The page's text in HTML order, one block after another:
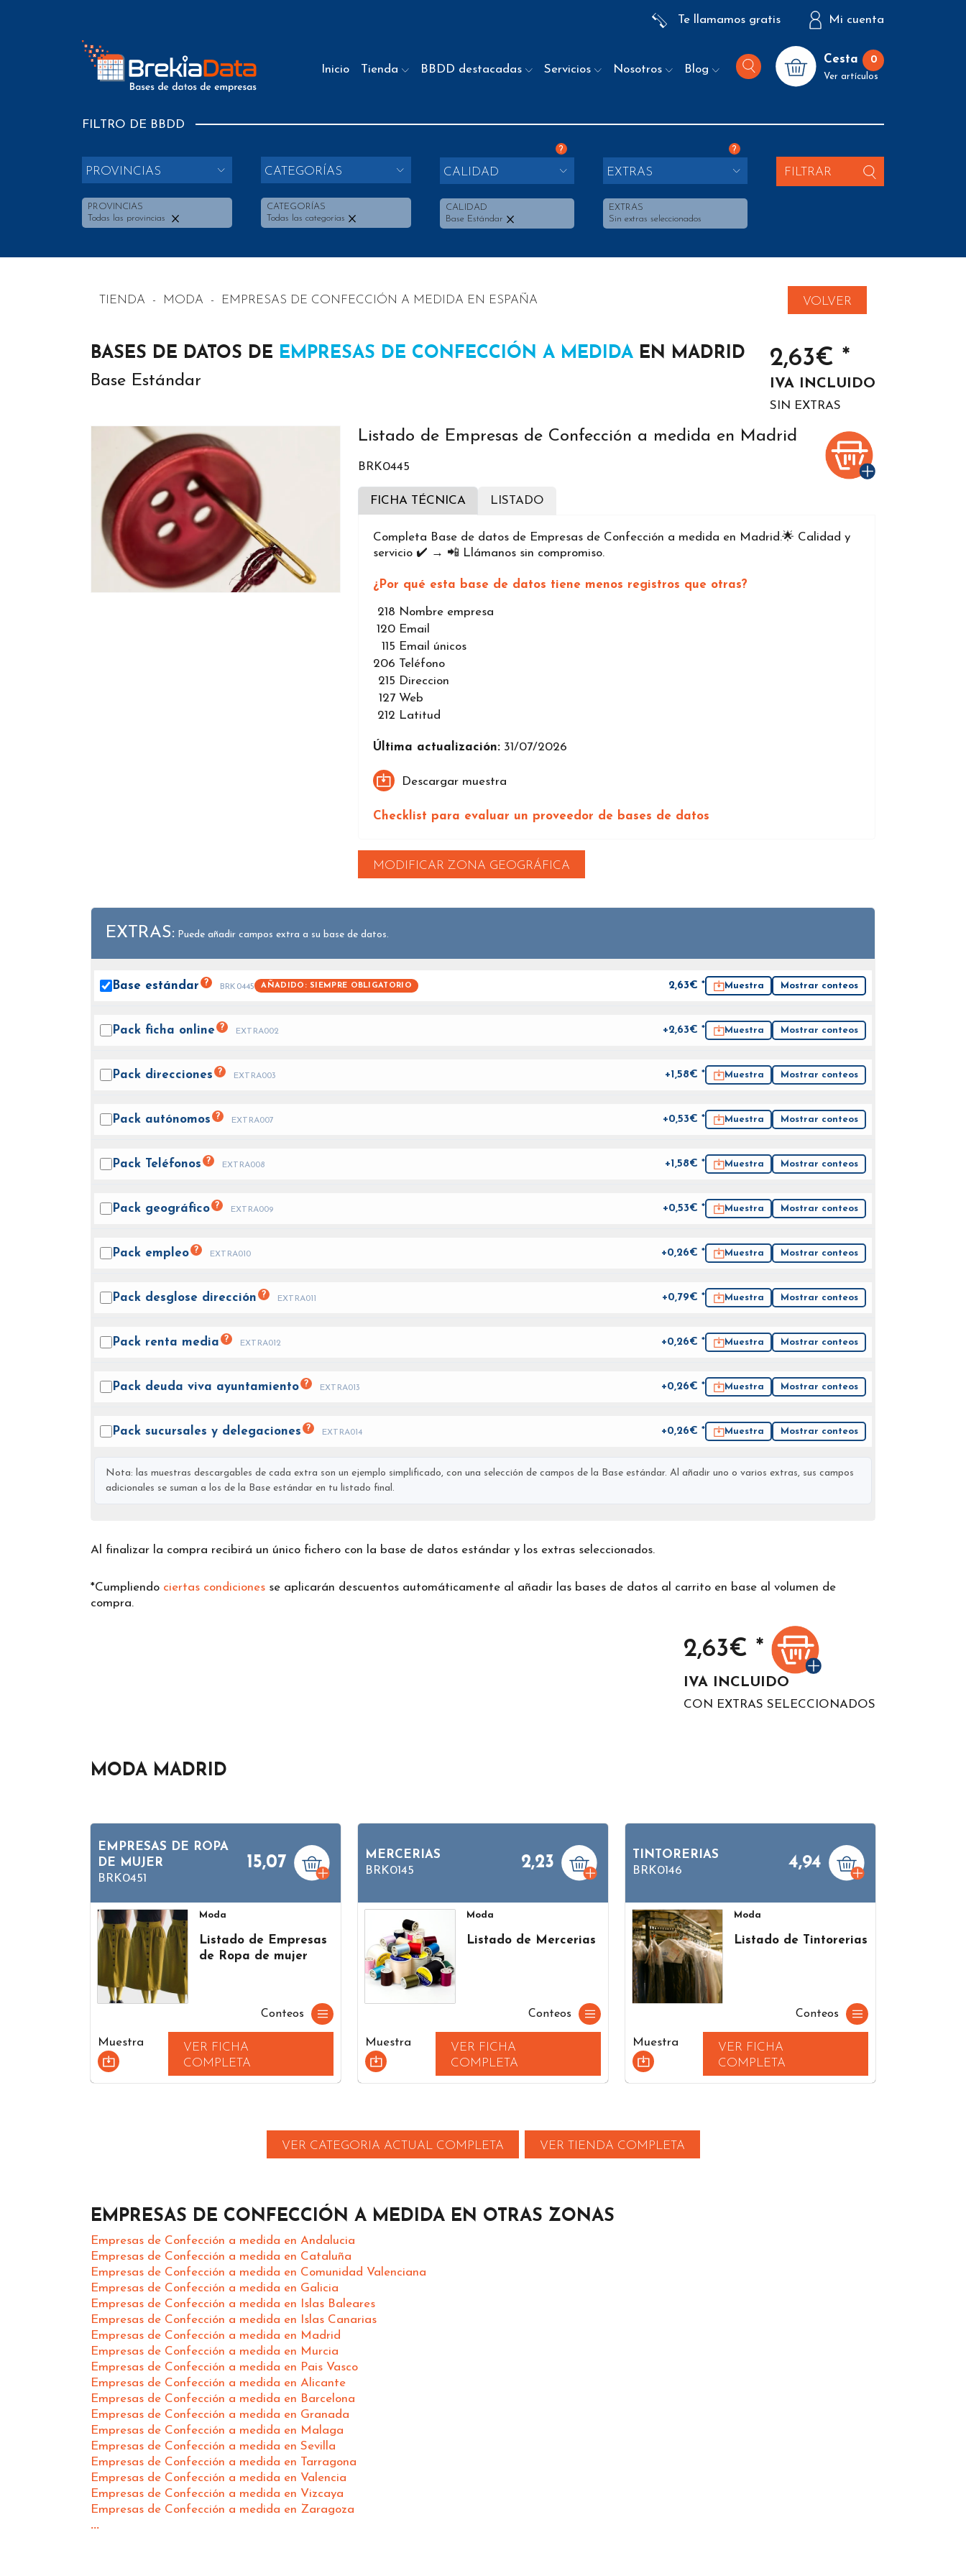
Te llamamos gratis Mi cuenta
Inicio Tienda BBDD destacadas Servicios Nosotros Blog
Cesta 0
Ver artículos
FILTRO DE BBDD
PROVINCIAS
PROVINCIAS
Todas las provincias
CATEGORÍAS
CATEGORÍAS
Todas las categorías
?
CALIDAD
CALIDAD
Base Estándar
?
EXTRAS
EXTRAS
Sin extras seleccionados
FILTRAR
TIENDA - MODA - EMPRESAS DE CONFECCIÓN A MEDIDA EN ESPAÑA VOLVER
BASES DE DATOS DE EMPRESAS DE CONFECCIÓN A MEDIDA EN MADRID
Base Estándar
2,63€ *
IVA INCLUIDO
SIN EXTRAS
Listado de Empresas de Confección a medida en Madrid
BRK0445
FICHA TÉCNICA LISTADO
Completa Base de datos de Empresas de Confección a medida en Madrid.🌟 Calidad y
servicio ✔️ → 📲 Llámanos sin compromiso.
¿Por qué esta base de datos tiene menos registros que otras?
218 Nombre empresa
120 Email
115 Email únicos
206 Teléfono
215 Direccion
127 Web
212 Latitud
Última actualización: 31/07/2026
Descargar muestra
Checklist para evaluar un proveedor de bases de datos
MODIFICAR ZONA GEOGRÁFICA
EXTRAS: Puede añadir campos extra a su base de datos.
Base estándar ? BRK0445 AÑADIDO: SIEMPRE OBLIGATORIO 2,63€ * Muestra Mostrar conteos
Pack ficha online ? EXTRA002 +2,63€ * Muestra Mostrar conteos
Pack direcciones ? EXTRA003 +1,58€ * Muestra Mostrar conteos
Pack autónomos ? EXTRA007 +0,53€ * Muestra Mostrar conteos
Pack Teléfonos ? EXTRA008 +1,58€ * Muestra Mostrar conteos
Pack geográfico ? EXTRA009 +0,53€ * Muestra Mostrar conteos
Pack empleo ? EXTRA010 +0,26€ * Muestra Mostrar conteos
Pack desglose dirección ? EXTRA011 +0,79€ * Muestra Mostrar conteos
Pack renta media ? EXTRA012 +0,26€ * Muestra Mostrar conteos
Pack deuda viva ayuntamiento ? EXTRA013 +0,26€ * Muestra Mostrar conteos
Pack sucursales y delegaciones ? EXTRA014 +0,26€ * Muestra Mostrar conteos
Nota: las muestras descargables de cada extra son un ejemplo simplificado, con una selección de campos de la Base estándar. Al añadir uno o varios extras, sus campos
adicionales se suman a los de la Base estándar en tu listado final.
Al finalizar la compra recibirá un único fichero con la base de datos estándar y los extras seleccionados.
*Cumpliendo ciertas condiciones se aplicarán descuentos automáticamente al añadir las bases de datos al carrito en base al volumen de
compra.
2,63€ *
IVA INCLUIDO
CON EXTRAS SELECCIONADOS
MODA MADRID
EMPRESAS DE ROPA
DE MUJER
BRK0451
15,07
Moda
Listado de Empresas
de Ropa de mujer
Conteos
Muestra
VER FICHA
COMPLETA
MERCERIAS
BRK0145
2,23
Moda
Listado de Mercerias
Conteos
Muestra
VER FICHA
COMPLETA
TINTORERIAS
BRK0146
4,94
Moda
Listado de Tintorerias
Conteos
Muestra
VER FICHA
COMPLETA
VER CATEGORIA ACTUAL COMPLETA VER TIENDA COMPLETA
EMPRESAS DE CONFECCIÓN A MEDIDA EN OTRAS ZONAS
Empresas de Confección a medida en Andalucia
Empresas de Confección a medida en Cataluña
Empresas de Confección a medida en Comunidad Valenciana
Empresas de Confección a medida en Galicia
Empresas de Confección a medida en Islas Baleares
Empresas de Confección a medida en Islas Canarias
Empresas de Confección a medida en Madrid
Empresas de Confección a medida en Murcia
Empresas de Confección a medida en Pais Vasco
Empresas de Confección a medida en Alicante
Empresas de Confección a medida en Barcelona
Empresas de Confección a medida en Granada
Empresas de Confección a medida en Malaga
Empresas de Confección a medida en Sevilla
Empresas de Confección a medida en Tarragona
Empresas de Confección a medida en Valencia
Empresas de Confección a medida en Vizcaya
Empresas de Confección a medida en Zaragoza
...